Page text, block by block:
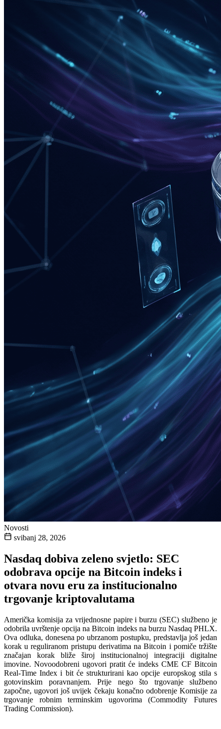
Novosti
svibanj 28, 2026
Nasdaq dobiva zeleno svjetlo: SEC
odobrava opcije na Bitcoin indeks i
otvara novu eru za institucionalno
trgovanje kriptovalutama
Američka komisija za vrijednosne papire i burzu (SEC) službeno je
odobrila uvrštenje opcija na Bitcoin indeks na burzu Nasdaq PHLX.
Ova odluka, donesena po ubrzanom postupku, predstavlja još jedan
korak u reguliranom pristupu derivatima na Bitcoin i pomiče tržište
značajan korak bliže široj institucionalnoj integraciji digitalne
imovine. Novoodobreni ugovori pratit će indeks CME CF Bitcoin
Real-Time Index i bit će strukturirani kao opcije europskog stila s
gotovinskim poravnanjem. Prije nego što trgovanje službeno
započne, ugovori još uvijek čekaju konačno odobrenje Komisije za
trgovanje robnim terminskim ugovorima (Commodity Futures
Trading Commission).